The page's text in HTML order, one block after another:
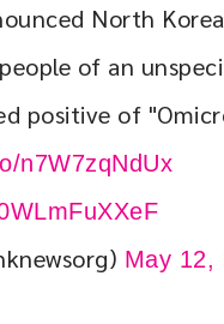
North
of an
positive of
n7W7zqNdUx
May 12,